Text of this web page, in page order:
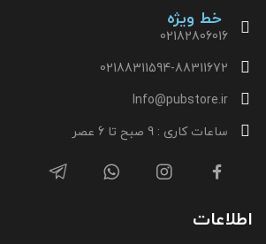
خط ویژه
02182806016
02188311594-88311672
Info@pubstore.ir
ساعات کاری : 9 صبح تا 6 عصر
اطلاعات